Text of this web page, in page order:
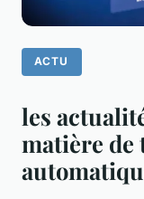
ACTU
les
matière